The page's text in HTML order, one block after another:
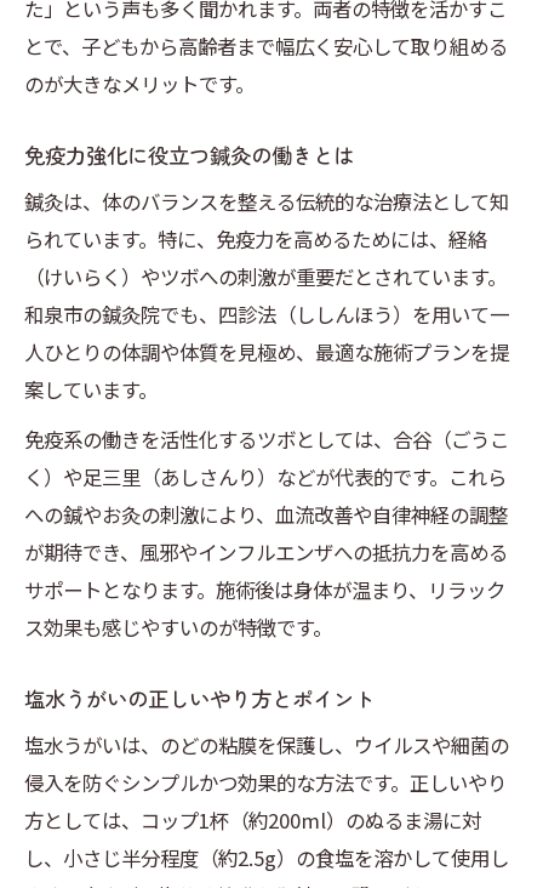
た」という声も多く聞かれます。両者の特徴を活かすこ
とで、子どもから高齢者まで幅広く安心して取り組める
のが大きなメリットです。
免疫力強化に役立つ鍼灸の働きとは
鍼灸は、体のバランスを整える伝統的な治療法として知
られています。特に、免疫力を高めるためには、経絡
（けいらく）やツボへの刺激が重要だとされています。
和泉市の鍼灸院でも、四診法（ししんほう）を用いて一
人ひとりの体調や体質を見極め、最適な施術プランを提
案しています。
免疫系の働きを活性化するツボとしては、合谷（ごうこ
く）や足三里（あしさんり）などが代表的です。これら
への鍼やお灸の刺激により、血流改善や自律神経の調整
が期待でき、風邪やインフルエンザへの抵抗力を高める
サポートとなります。施術後は身体が温まり、リラック
ス効果も感じやすいのが特徴です。
塩水うがいの正しいやり方とポイント
塩水うがいは、のどの粘膜を保護し、ウイルスや細菌の
侵入を防ぐシンプルかつ効果的な方法です。正しいやり
方としては、コップ1杯（約200ml）のぬるま湯に対
し、小さじ半分程度（約2.5g）の食塩を溶かして使用し